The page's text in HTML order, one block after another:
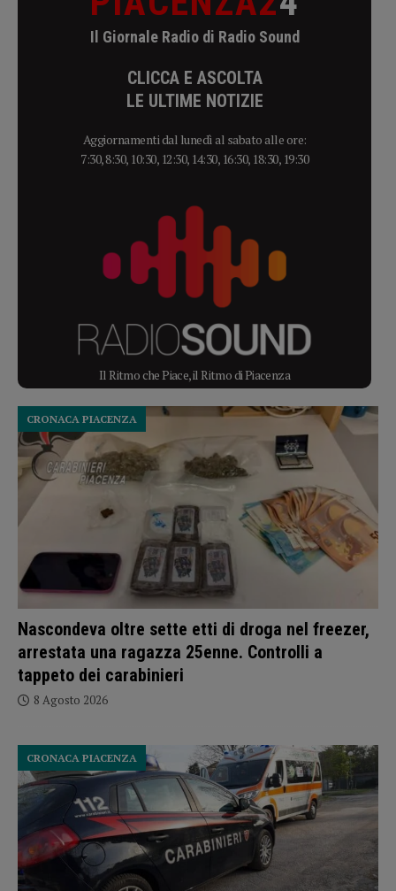
Il Giornale Radio di Radio Sound
CLICCA E ASCOLTA
LE ULTIME NOTIZIE
Aggiornamenti dal lunedì al sabato alle ore:
7:30, 8:30, 10:30, 12:30, 14:30, 16:30, 18:30, 19:30
Il Ritmo che Piace, il Ritmo di Piacenza
Nascondeva oltre sette etti di droga nel freezer,
arrestata una ragazza 25enne. Controlli a
tappeto dei carabinieri
CRONACA PIACENZA
8 Agosto 2026
CRONACA PIACENZA